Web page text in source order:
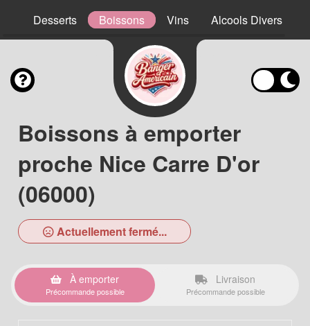
Desserts Boissons Vins Alcools Divers
Boissons à emporter
proche Nice Carre D'or
(06000)
Actuellement fermé...
À emporter
Précommande possible
Livraison
Précommande possible